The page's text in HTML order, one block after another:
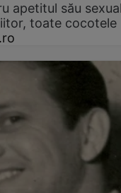
apetitul său
toate cocotele